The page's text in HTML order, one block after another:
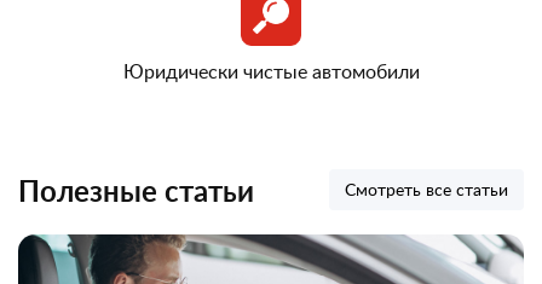
Юридически чистые автомобили
Полезные статьи Смотреть все статьи